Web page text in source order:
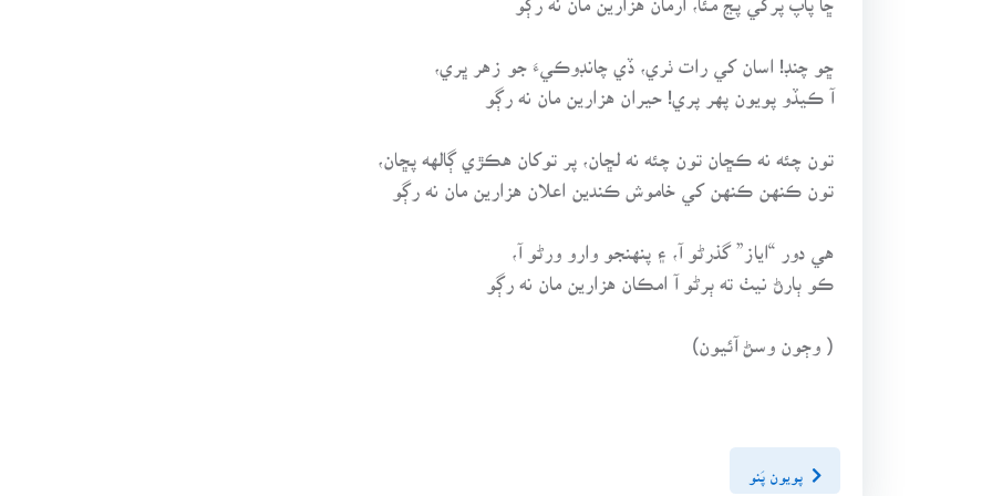
ڇو چنڊ! اسان کي رات ٺري، ڏي چانڊوڪيءَ جو زهر ڀري،
آ ڪيڏو پويون پهر پري! حيران هزارين مان نه رڳو
تون چئه نه ڪڇان تون چئه نه لڇان، پر توکان هڪڙي ڳالهه پڇان،
تون ڪنهن ڪنهن کي خاموش ڪندين اعلان هزارين مان نه رڳو
هي دور “اياز” گذرڻو آ، ۽ پنهنجو وارو ورڻو آ،
ڪو ٻارڻ نيٺ ته ٻرڻو آ امڪان هزارين مان نه رڳو
( وڄون وسڻ آئيون)
پويون پَنو